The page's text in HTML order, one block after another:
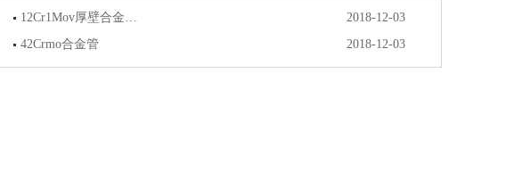
12Cr1Mov厚壁合金…
2018-12-03
42Crmo合金管 2018-12-03